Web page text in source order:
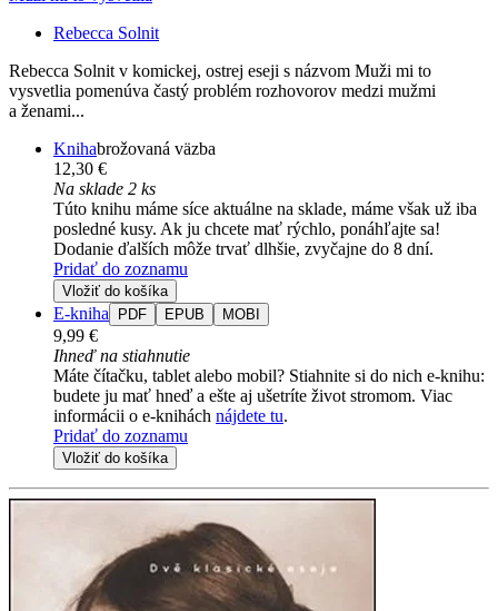
Rebecca Solnit
Rebecca Solnit v komickej, ostrej eseji s názvom Muži mi to
vysvetlia pomenúva častý problém rozhovorov medzi mužmi
a ženami...
Knihabrožovaná väzba
12,30 €
Na sklade 2 ks
Túto knihu máme síce aktuálne na sklade, máme však už iba
posledné kusy. Ak ju chcete mať rýchlo, ponáhľajte sa!
Dodanie ďalších môže trvať dlhšie, zvyčajne do 8 dní.
Pridať do zoznamu
Vložiť do košíka
E-kniha PDF EPUB MOBI
9,99 €
Ihneď na stiahnutie
Máte čítačku, tablet alebo mobil? Stiahnite si do nich e-knihu:
budete ju mať hneď a ešte aj ušetríte život stromom. Viac
informácii o e-knihách nájdete tu.
Pridať do zoznamu
Vložiť do košíka